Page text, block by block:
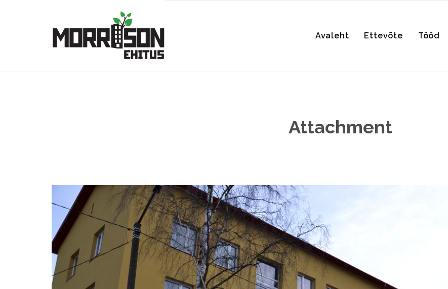
Avaleht Ettevõte Tööd
Attachment